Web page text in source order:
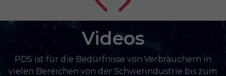
Videos
PDS ist für die Bedürfnisse von Verbrauchern in
vielen Bereichen von der Schwerindustrie bis zum